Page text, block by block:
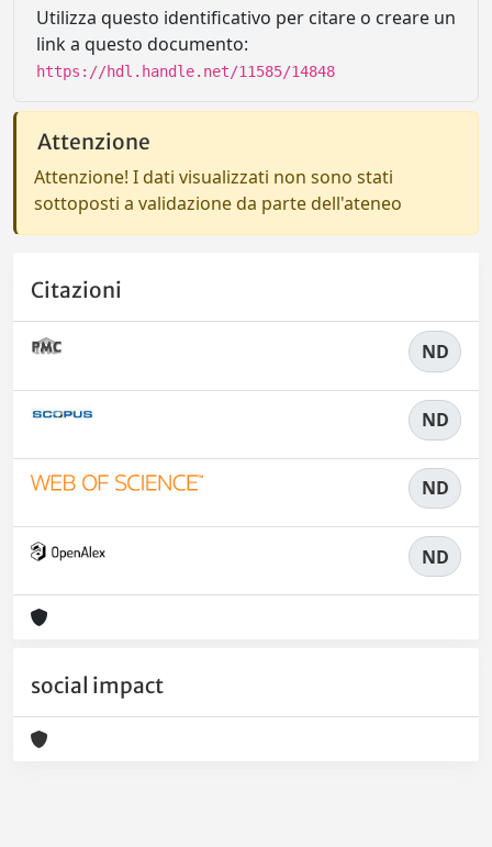
Utilizza questo identificativo per citare o creare un
link a questo documento:
https://hdl.handle.net/11585/14848
Attenzione
Attenzione! I dati visualizzati non sono stati
sottoposti a validazione da parte dell'ateneo
Citazioni
ND
ND
ND
ND
social impact